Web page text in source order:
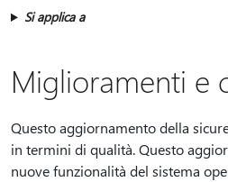
Si applica a
Miglioramenti e
Questo aggiornamento della
in termini di qualità. Questo
nuove funzionalità del sistema